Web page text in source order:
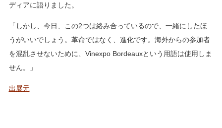
ディアに語りました。
「しかし、今日、この2つは絡み合っているので、一緒にしたほ
うがいいでしょう。革命ではなく、進化です。海外からの参加者
を混乱させないために、Vinexpo Bordeauxという用語は使用しま
せん。」
出展元